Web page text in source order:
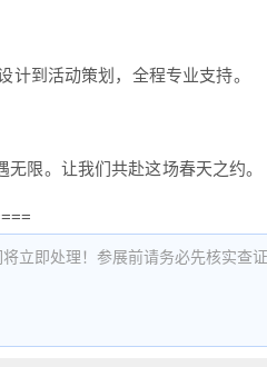
到活动策划，全程专业支持。
限。让我们共赴这场春天之约。
将立即处理！参展前请务必先核实查